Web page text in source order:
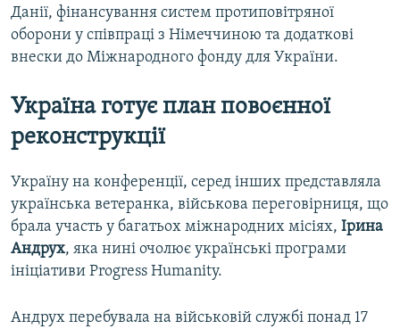
Данії, фінансування систем протиповітряної
оборони у співпраці з Німеччиною та додаткові
внески до Міжнародного фонду для України.
Україна готує план повоєнної
реконструкції
Україну на конференції, серед інших представляла
українська ветеранка, військова переговірниця, що
брала участь у багатьох міжнародних місіях, Ірина
Андрух, яка нині очолює українські програми
ініціативи Progress Humanity.
Андрух перебувала на військовій службі понад 17